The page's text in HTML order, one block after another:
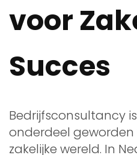
voor
Succes
Bedrijfsconsultancy
onderdeel
zakelijke wereld. In